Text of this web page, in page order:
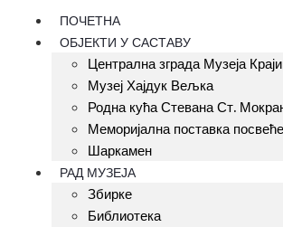
ПОЧЕТНА
ОБЈЕКТИ У САСТАВУ
Централна зграда Музеја
Музеј Хајдук Вељка
Родна кућа Стевана Ст.
Меморијална поставка
Шаркамен
РАД МУЗЕЈА
Збирке
Библиотека